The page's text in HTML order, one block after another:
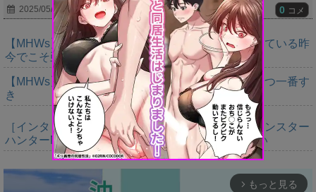
2025/05/20 0 コメ
【MHWs】モンスター一体作るコストが大きくなっている昨
今でこそ亜種に頼るべきだよな
【MHWs】鍔迫り合いでオメガの強さ見せられるやつ一番す
き
［インタビュー］距離を超えて，一緒に狩る。「モンスター
ハンターNow」の新機能 フレンドリンク開発の狙い
arrow_forward_ios もっと見る